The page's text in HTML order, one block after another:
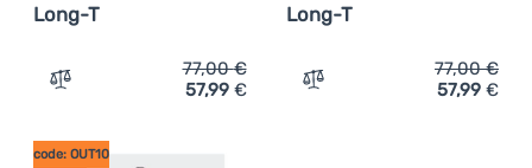
Long-T
Zum Vergleich 'Damen-Funktionsshirt On Running Core
77,00€
57,99 €
Long-T
Zum Vergleich 'Herren-
77,00€
57,99 €
code: OUT10